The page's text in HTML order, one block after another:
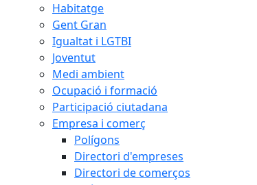
Habitatge
Gent Gran
Igualtat i LGTBI
Joventut
Medi ambient
Ocupació i formació
Participació ciutadana
Empresa i comerç
Polígons
Directori d'empreses
Directori de comerços